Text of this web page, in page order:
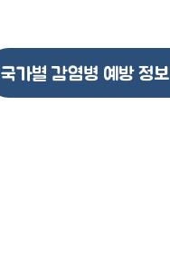
국가별 감염병 예방 정보